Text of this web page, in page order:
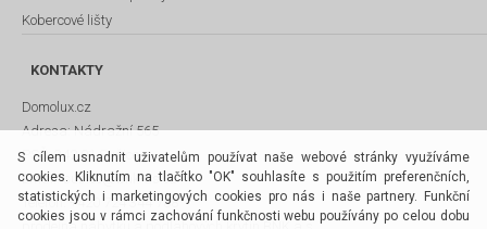
S cílem usnadnit uživatelům používat naše webové stránky využíváme
cookies. Kliknutím na tlačítko "OK" souhlasíte s použitím preferenčních,
statistických i marketingových cookies pro nás i naše partnery. Funkční
cookies jsou v rámci zachování funkčnosti webu používány po celou dobu
Kobercové lišty
KONTAKTY
Domolux.cz
Adresa:Nádražní 565
PSČ:342 01 Sušice
Email:susice@bnk-as.cz
Telefon:+420 724 344 788